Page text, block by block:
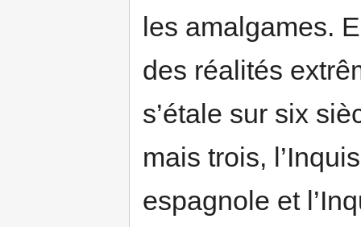
les amalgames.
des réalités
s’étale sur six
mais trois,
espagnole et